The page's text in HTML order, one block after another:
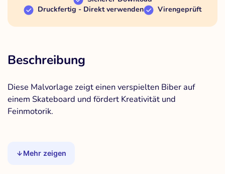
Druckfertig - Direkt verwenden
Virengeprüft
Beschreibung
Diese Malvorlage zeigt einen verspielten Biber auf
einem Skateboard und fördert Kreativität und
Feinmotorik.
Mehr zeigen